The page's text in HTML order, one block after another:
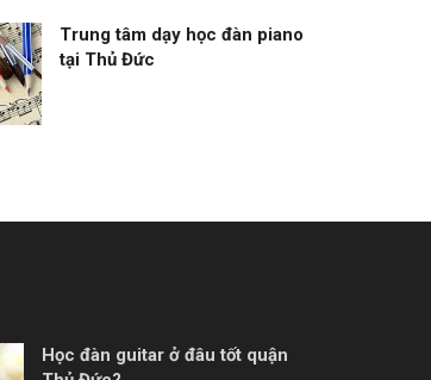
Trung tâm dạy học đàn piano
tại Thủ Đức
Học đàn guitar ở đâu tốt quận